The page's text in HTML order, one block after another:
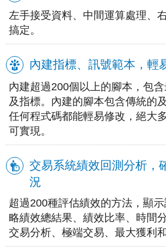
左手接受資料、中間運算處理、
搞定。
內建指標、訊號範本，輕
內建超過200個以上的腳本，包
及指標。內建的腳本包含傳統的
任何程式碼都能輕易修改，絕大
可實現。
交易系統績效回測分析，
況
超過200種評估績效的方法，顯
略績效總結果、績效比率、時間
交易分析、極端交易、最大獲利和